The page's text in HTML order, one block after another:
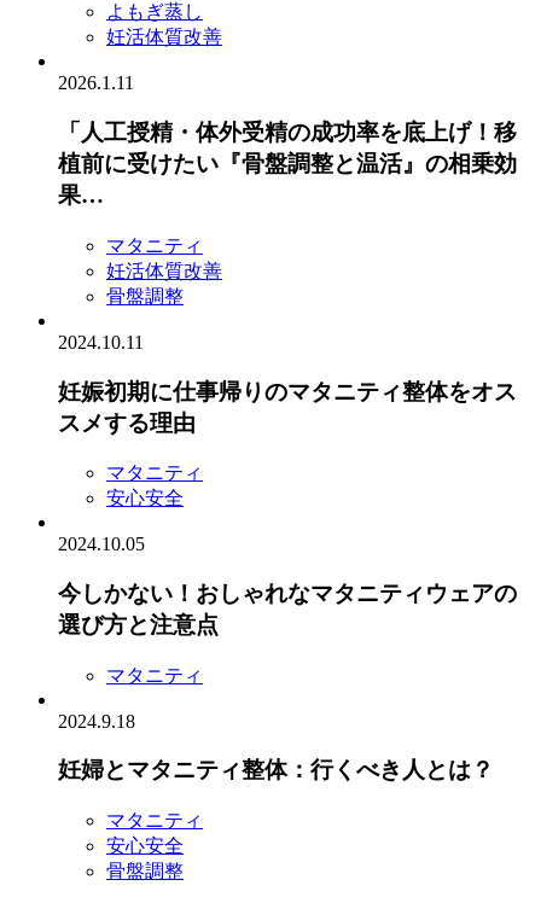
よもぎ蒸し
妊活体質改善
2026.1.11
「人工授精・体外受精の成功率を底上げ！移
植前に受けたい『骨盤調整と温活』の相乗効
果…
マタニティ
妊活体質改善
骨盤調整
2024.10.11
妊娠初期に仕事帰りのマタニティ整体をオス
スメする理由
マタニティ
安心安全
2024.10.05
今しかない！おしゃれなマタニティウェアの
選び方と注意点
マタニティ
2024.9.18
妊婦とマタニティ整体：行くべき人とは？
マタニティ
安心安全
骨盤調整